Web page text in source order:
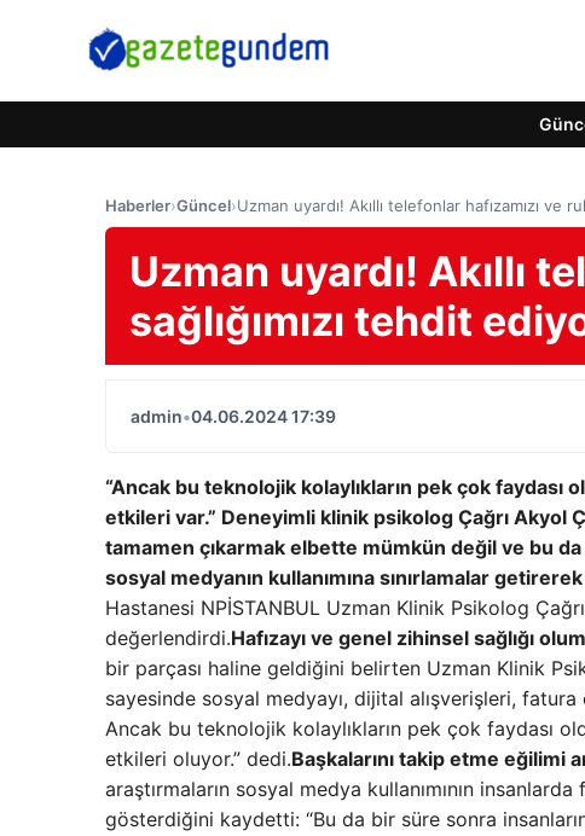
Haberler›Güncel›Uzman uyardı! Akıllı telefonlar hafızamızı ve
Uzman uyardı! Akıllı
sağlığımızı tehdit
admin•04.06.2024 17:39
“Ancak bu teknolojik kolaylıkların pek çok faydası
etkileri var.” Deneyimli klinik psikolog Çağrı Akyol
tamamen çıkarmak elbette mümkün değil ve bu da
sosyal medyanın kullanımına sınırlamalar
Hastanesi NPİSTANBUL Uzman Klinik Psikolog
değerlendirdi.Hafızayı ve genel zihinsel sağlığı
bir parçası haline geldiğini belirten Uzman Klinik
sayesinde sosyal medyayı, dijital alışverişleri,
Ancak bu teknolojik kolaylıkların pek çok faydası
etkileri oluyor.” dedi.Başkalarını takip etme eğilimi
araştırmaların sosyal medya kullanımının
gösterdiğini kaydetti: “Bu da bir süre sonra